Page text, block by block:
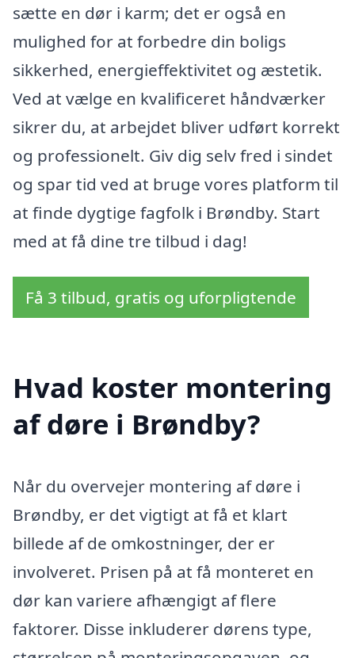
sætte en dør i karm; det er også en
mulighed for at forbedre din boligs
sikkerhed, energieffektivitet og æstetik.
Ved at vælge en kvalificeret håndværker
sikrer du, at arbejdet bliver udført korrekt
og professionelt. Giv dig selv fred i sindet
og spar tid ved at bruge vores platform til
at finde dygtige fagfolk i Brøndby. Start
med at få dine tre tilbud i dag!
Få 3 tilbud, gratis og uforpligtende
Hvad koster montering
af døre i Brøndby?
Når du overvejer montering af døre i
Brøndby, er det vigtigt at få et klart
billede af de omkostninger, der er
involveret. Prisen på at få monteret en
dør kan variere afhængigt af flere
faktorer. Disse inkluderer dørens type,